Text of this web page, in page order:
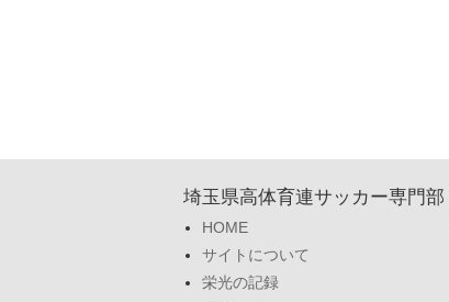
埼玉県高体育連サッカー専門部
HOME
サイトについて
栄光の記録